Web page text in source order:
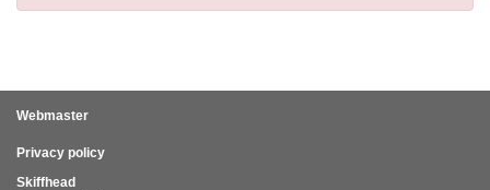
Webmaster
Privacy policy
Skiffhead